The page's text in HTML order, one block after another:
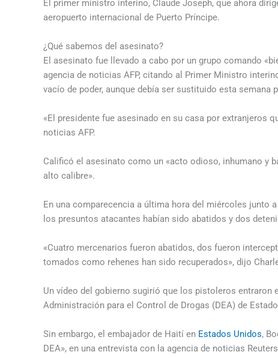
El primer ministro interino, Claude Joseph, que ahora
aeropuerto internacional de Puerto Príncipe.
¿Qué sabemos del asesinato?
El asesinato fue llevado a cabo por un grupo comando
agencia de noticias AFP, citando al Primer Ministro
vacío de poder, aunque debía ser sustituido esta semana
«El presidente fue asesinado en su casa por extranjeros
noticias AFP.
Calificó el asesinato como un «acto odioso, inhumano y
alto calibre».
En una comparecencia a última hora del miércoles junto
los presuntos atacantes habían sido abatidos y dos
«Cuatro mercenarios fueron abatidos, dos fueron
tomados como rehenes han sido recuperados», dijo
Un vídeo del gobierno sugirió que los pistoleros entraron
Administración para el Control de Drogas (DEA) de
Sin embargo, el embajador de Haití en Estados Unidos,
DEA», en una entrevista con la agencia de noticias